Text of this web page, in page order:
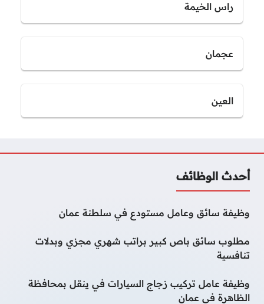
راس الخيمة
عجمان
العين
أحدث الوظائف
وظيفة سائق وعامل مستودع في سلطنة عمان
مطلوب سائق باص كبير براتب شهري مجزي وبدلات
تنافسية
وظيفة عامل تركيب زجاج السيارات في ينقل بمحافظة
الظاهرة في عمان